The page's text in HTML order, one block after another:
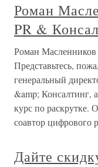
Роман
PR &
Роман
Представьтесь,
генеральный
&amp; Консалтинг,
курс по раскрутке.
соавтор цифрового
Дайте